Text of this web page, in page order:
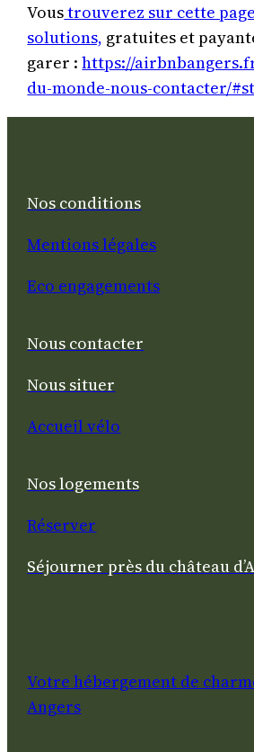
Voustrouverez sur cette
solutions, gratuites et
garer :https://
du-monde-nous-contacter/
Nos conditions
Mentions légales
Eco engagements
Nous contacter
Nous situer
Accueil vélo
Nos logements
Réserver
Séjourner près du château
Votre hébergement de
Angers